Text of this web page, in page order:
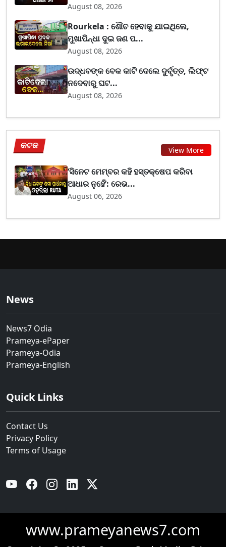
August 08, 2026
Rourkela : ଶୌଚ ହେବାକୁ ଯାଇଥିଲେ,
ମୁଖାପିନ୍ଧା ଦୁଇ ଜଣ ପ...
August 08, 2026
ଉଦ୍ଧବଙ୍କ ବେକ କାଟି ଦେଲେ ଦୁର୍ବୃତ୍ତ, ଲିଫ୍ଟ
ନଦେବାରୁ ଘଟ...
August 08, 2026
କଟକ View More
‘ସିନେଟ ମେମ୍ବର କହି ହସ୍ତକ୍ଷେପ କରିବା
ଆଧାର ନୁହେଁ’: ରେଭ...
August 06, 2026
News
News7 Odia
Prameya-ePaper
Prameya-Odia
Prameya-English
Quick Links
Contact Us
Privacy Policy
Terms of Usage
YouTube Facebook Instagram Linkedin
www.prameyanews7.com